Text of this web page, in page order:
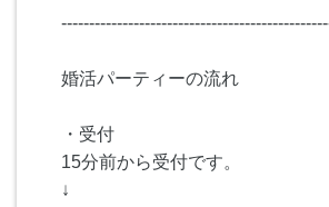
婚活パーティーの流れ
・受付
15分前から受付です。
↓